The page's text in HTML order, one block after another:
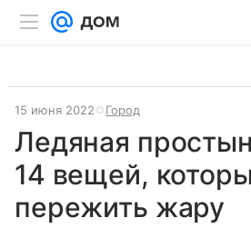
15 июня 2022 Город
Ледяная
14 вещей,
пережить жару